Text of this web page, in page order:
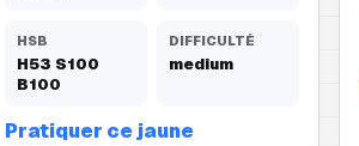
HSB
H53 S100
B100
DIFFICULTÉ
medium
Pratiquer ce jaune